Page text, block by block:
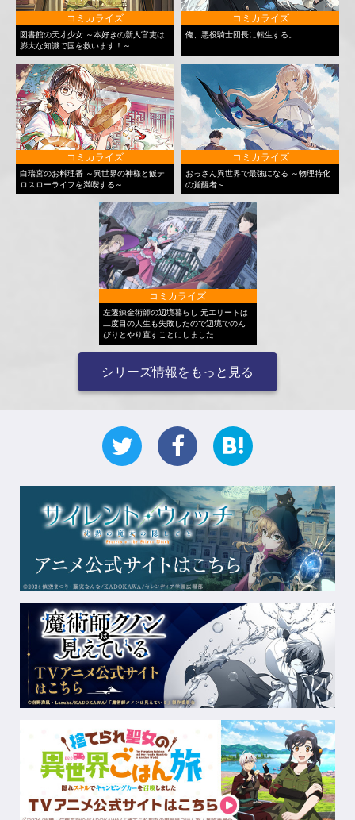
コミカライズ
図書館の天才少女 ～本好きの新人官吏は
膨大な知識で国を救います！～
コミカライズ
俺、悪役騎士団長に転生する。
コミカライズ
白瑞宮のお料理番 ～異世界の神様と飯テ
ロスローライフを満喫する～
コミカライズ
おっさん異世界で最強になる ～物理特化
の覚醒者～
コミカライズ
左遷錬金術師の辺境暮らし 元エリートは
二度目の人生も失敗したので辺境でのん
びりとやり直すことにしました
シリーズ情報をもっと見る